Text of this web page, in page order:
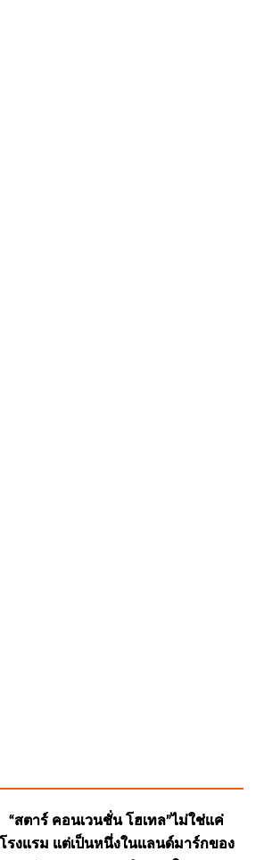
“สตาร์ คอนเวนชั่น โฮเทล”ไม่ใช่แค่
โรงแรม แต่เป็นหนึ่งในแลนด์มาร์กของ